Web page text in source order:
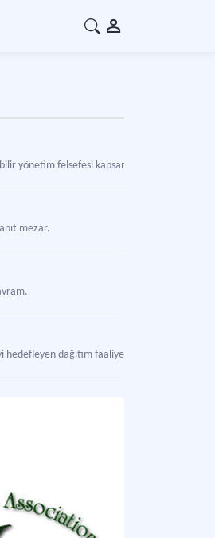
yönetim felsefesi kapsamında çevreci
mezar.
dağıtım faaliyetlerini tanımlayan